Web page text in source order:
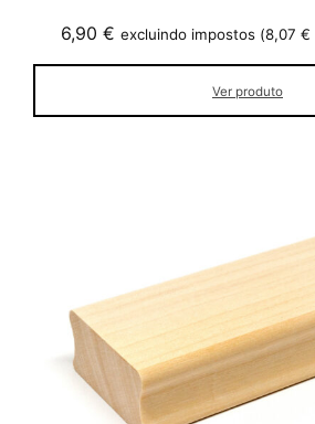
6,90 € excluindo impostos (8,07 €
Ver produto